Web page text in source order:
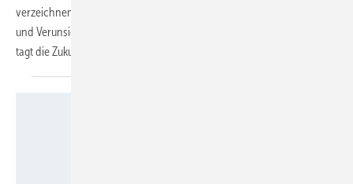
verzeichnen. Ursache dafür ist die schwierige Lage der Solarbranche
und Verunsicherung bei Windenergieunternehmen. Vom 1. bis 2. März
tagt die Zukunftsenergien Nordwest in